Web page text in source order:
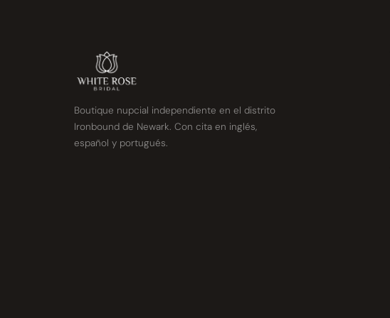
Boutique nupcial independiente en el distrito
Ironbound de Newark. Con cita en inglés,
español y portugués.